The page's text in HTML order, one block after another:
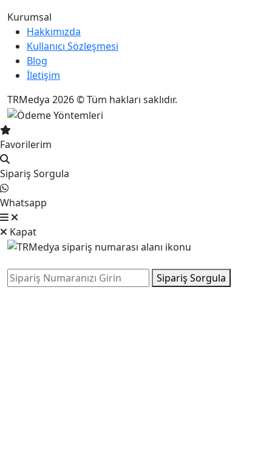
Kurumsal
Hakkımızda
Kullanıcı Sözleşmesi
Blog
İletişim
TRMedya 2026 © Tüm hakları saklıdır.
Favorilerim
Sipariş Sorgula
Whatsapp
Kapat
Sipariş Sorgula